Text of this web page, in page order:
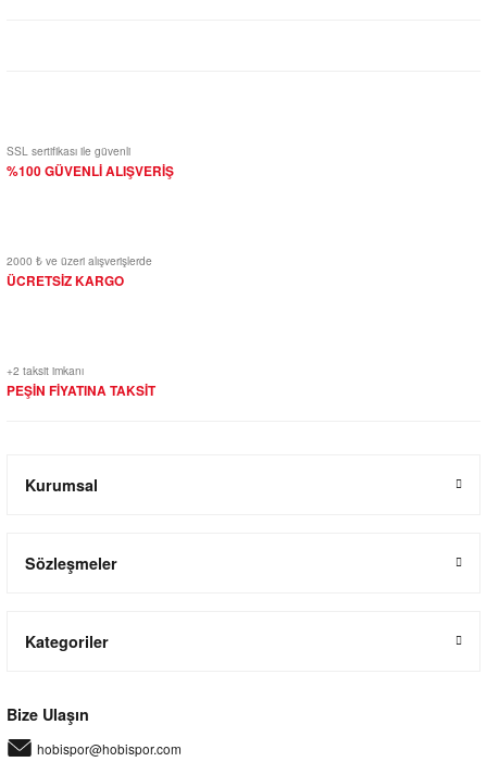
SSL sertifikası ile güvenli
%100 GÜVENLİ ALIŞVERİŞ
2000 ₺ ve üzeri alışverişlerde
ÜCRETSİZ KARGO
+2 taksit imkanı
PEŞİN FİYATINA TAKSİT
Kurumsal
Sözleşmeler
Kategoriler
Bize Ulaşın
hobispor@hobispor.com